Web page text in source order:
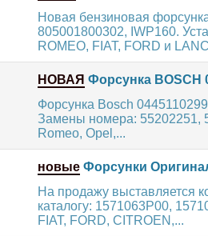
Новая бензиновая
805001800302, IWP160.
ROMEO, FIAT, FORD и
НОВАЯ Форсунка BOSCH
Форсунка Bosch
Замены номера: 55202251,
Romeo, Opel,...
новые Форсунки
На продажу выставляется
каталогу: 1571063P00,
FIAT, FORD, CITROEN,...